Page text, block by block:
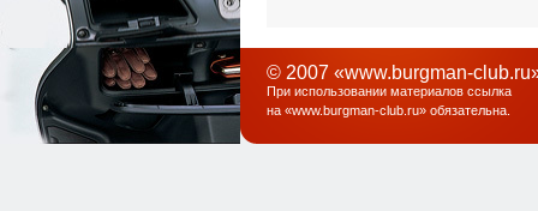
© 2007 «www.burgman-
При использовании материалов ссылка
на «www.burgman-club.ru» обязательна